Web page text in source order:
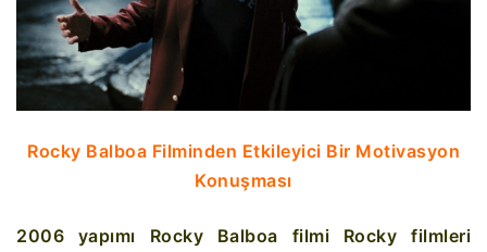
Rocky Balboa Filminden Etkileyici Bir Motivasyon
Konuşması
2006 yapımı Rocky Balboa filmi Rocky filmleri